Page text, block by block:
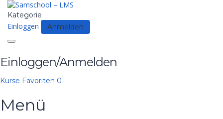
Kategorie
Einloggen Anmelden
Toggle
navigation
Einloggen/Anmelden
Kurse Favoriten 0
Menü